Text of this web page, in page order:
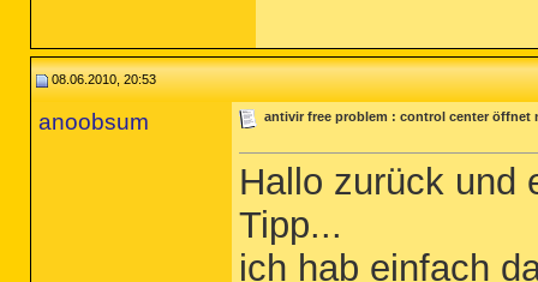
08.06.2010, 20:53
anoobsum antivir free problem : control center öffnet
Hallo zurück und
Tipp...
ich hab einfach